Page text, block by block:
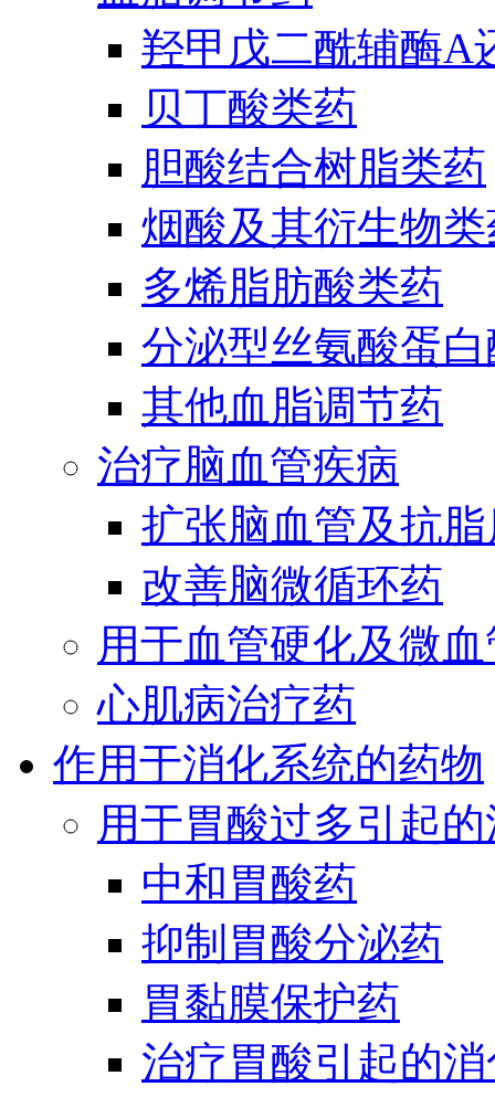
羟甲戊二酰辅酶A
贝丁酸类药
胆酸结合树脂类药
烟酸及其衍生物
多烯脂肪酸类药
分泌型丝氨酸蛋
其他血脂调节药
治疗脑血管疾病
扩张脑血管及抗
改善脑微循环药
用于血管硬化及微
心肌病治疗药
作用于消化系统的药物
用于胃酸过多引起
中和胃酸药
抑制胃酸分泌药
胃黏膜保护药
治疗胃酸引起的